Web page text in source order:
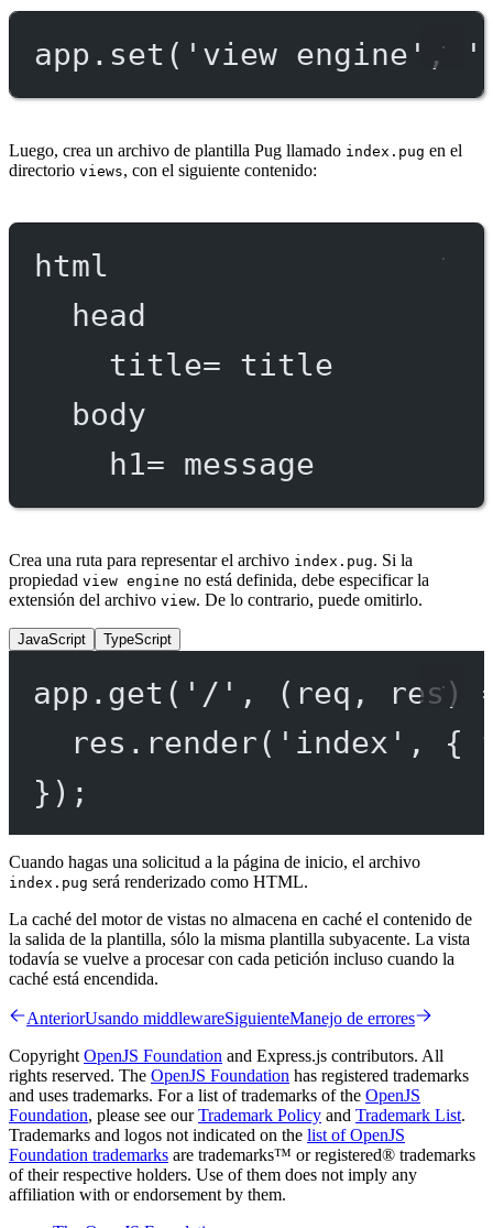
app. set ( 'view engine' ,
Luego, crea un archivo de plantilla Pug llamado index.pug en el
directorio views, con el siguiente contenido:
html
head
title= title
body
h1= message
Crea una ruta para representar el archivo index.pug. Si la
propiedad view engine no está definida, debe especificar la
extensión del archivo view. De lo contrario, puede omitirlo.
JavaScript TypeScript
app. get ( '/' , ( req , res)
res. render( 'index' , {
});
Cuando hagas una solicitud a la página de inicio, el archivo
index.pug será renderizado como HTML.
La caché del motor de vistas no almacena en caché el contenido de
la salida de la plantilla, sólo la misma plantilla subyacente. La vista
todavía se vuelve a procesar con cada petición incluso cuando la
caché está encendida.
AnteriorUsando middlewareSiguienteManejo de errores
Copyright OpenJS Foundation and Express.js contributors. All
rights reserved. The OpenJS Foundation has registered trademarks
and uses trademarks. For a list of trademarks of the OpenJS
Foundation, please see ourTrademark Policy and Trademark List.
Trademarks and logos not indicated on the list of OpenJS
Foundation trademarks are trademarks™ or registered® trademarks
of their respective holders. Use of them does not imply any
affiliation with or endorsement by them.